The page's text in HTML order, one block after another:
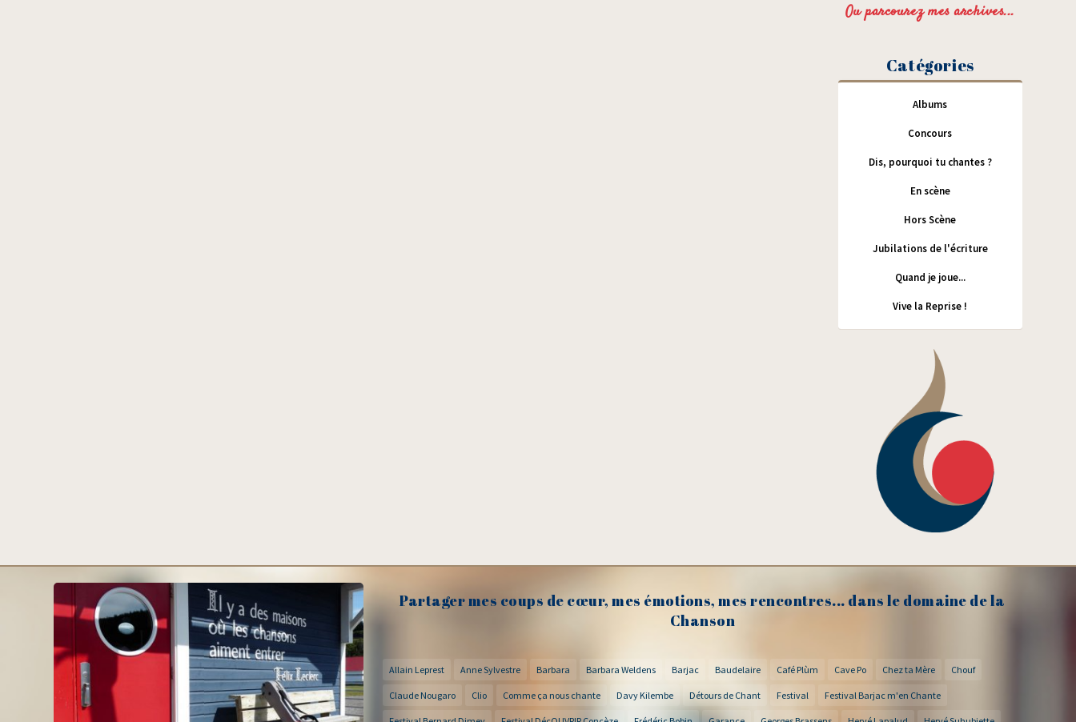
Ou parcourez mes archives...
Catégories
Albums
Concours
Dis, pourquoi tu chantes ?
En scène
Hors Scène
Jubilations de l'écriture
Quand je joue...
Vive la Reprise !
Partager mes coups de cœur, mes émotions, mes rencontres... dans le domaine de la
Chanson
Allain Leprest Anne Sylvestre Barbara Barbara Weldens Barjac Baudelaire Café Plùm Cave Po Chez ta Mère Chouf
Claude Nougaro Clio Comme ça nous chante Davy Kilembe Détours de Chant Festival Festival Barjac m'en Chante